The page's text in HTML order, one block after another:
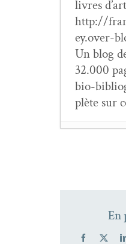
livres
http://
ey.over-
Un blog
32.000
bio-
plète sur
En
Facebook